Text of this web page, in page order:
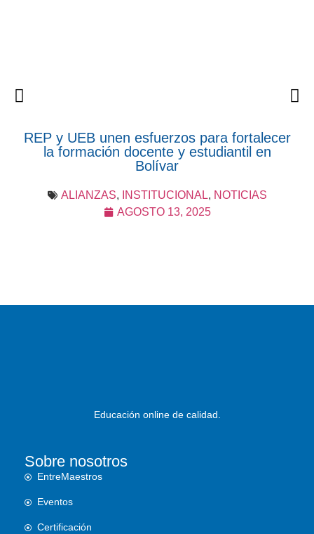
REP y UEB unen esfuerzos para fortalecer
la formación docente y estudiantil en
Bolívar
ALIANZAS, INSTITUCIONAL, NOTICIAS
AGOSTO 13, 2025
Educación online de calidad.
Sobre nosotros
EntreMaestros
Eventos
Certificación